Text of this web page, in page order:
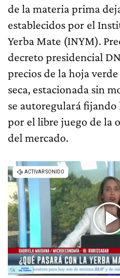
de la materia prima
establecidos por el
Yerba Mate (INYM).
decreto presidencial
precios de la hoja
seca, estacionada sin
se autoregulará fijando
por el libre juego de la
del mercado.